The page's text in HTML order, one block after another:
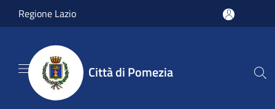
Salta al contenuto principale
Regione Lazio
Città di Pomezia